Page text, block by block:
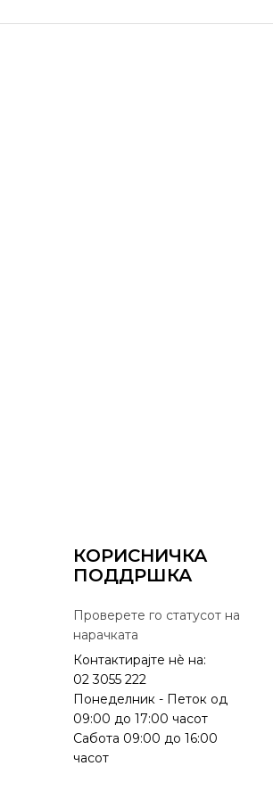
КОРИСНИЧКА
ПОДДРШКА
Проверете го статусот на
нарачката
Контактирајте нѐ на:
02 3055 222
Понеделник - Петок од
09:00 до 17:00 часот
Сабота 09:00 до 16:00
часот